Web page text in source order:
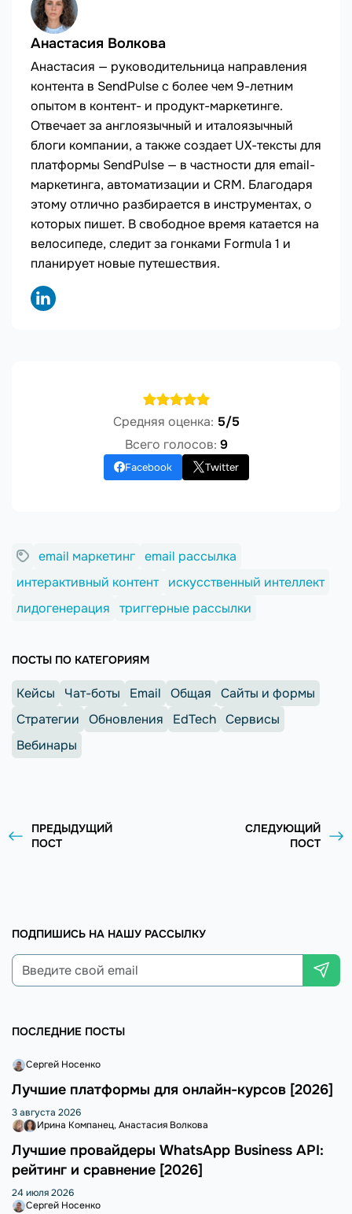
Анастасия Волкова
Анастасия — руководительница направления
контента в SendPulse с более чем 9-летним
опытом в контент- и продукт-маркетинге.
Отвечает за англоязычный и италоязычный
блоги компании, а также создает UX-тексты для
платформы SendPulse — в частности для email-
маркетинга, автоматизации и CRM. Благодаря
этому отлично разбирается в инструментах, о
которых пишет. В свободное время катается на
велосипеде, следит за гонками Formula 1 и
планирует новые путешествия.
Средняя оценка: 5/5
Всего голосов: 9
Facebook Twitter
email маркетинг email рассылка
интерактивный контент
искусственный интеллект
лидогенерация
триггерные рассылки
ПОСТЫ ПО КАТЕГОРИЯМ
Кейсы Чат-боты Email Общая
Сайты и формы
Стратегии
Обновления EdTech Сервисы
Вебинары
ПРЕДЫДУЩИЙ
ПОСТ
СЛЕДУЮЩИЙ
ПОСТ
ПОДПИШИСЬ НА НАШУ РАССЫЛКУ
ПОСЛЕДНИЕ ПОСТЫ
Сергей Носенко
Лучшие платформы для онлайн-курсов [2026]
3 августа 2026
Ирина Компанец Анастасия Волкова
Лучшие провайдеры WhatsApp Business API:
рейтинг и сравнение [2026]
24 июля 2026
Сергей Носенко